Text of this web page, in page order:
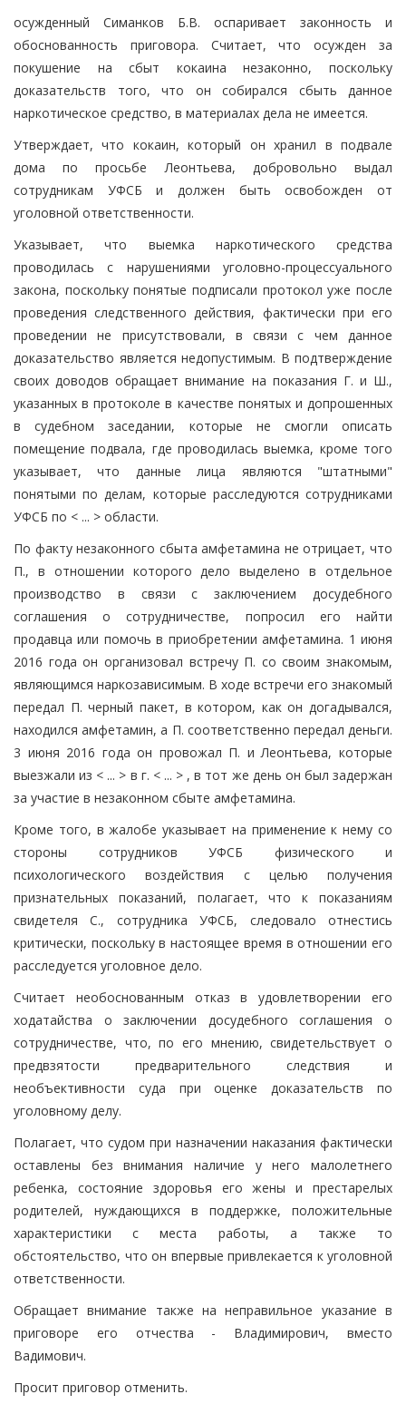
осужденный Симанков Б.В. оспаривает законность и
обоснованность приговора. Считает, что осужден за
покушение на сбыт кокаина незаконно, поскольку
доказательств того, что он собирался сбыть данное
наркотическое средство, в материалах дела не имеется.
Утверждает, что кокаин, который он хранил в подвале
дома по просьбе Леонтьева, добровольно выдал
сотрудникам УФСБ и должен быть освобожден от
уголовной ответственности.
Указывает, что выемка наркотического средства
проводилась с нарушениями уголовно-процессуального
закона, поскольку понятые подписали протокол уже после
проведения следственного действия, фактически при его
проведении не присутствовали, в связи с чем данное
доказательство является недопустимым. В подтверждение
своих доводов обращает внимание на показания Г. и Ш.,
указанных в протоколе в качестве понятых и допрошенных
в судебном заседании, которые не смогли описать
помещение подвала, где проводилась выемка, кроме того
указывает, что данные лица являются "штатными"
понятыми по делам, которые расследуются сотрудниками
УФСБ по < ... > области.
По факту незаконного сбыта амфетамина не отрицает, что
П., в отношении которого дело выделено в отдельное
производство в связи с заключением досудебного
соглашения о сотрудничестве, попросил его найти
продавца или помочь в приобретении амфетамина. 1 июня
2016 года он организовал встречу П. со своим знакомым,
являющимся наркозависимым. В ходе встречи его знакомый
передал П. черный пакет, в котором, как он догадывался,
находился амфетамин, а П. соответственно передал деньги.
3 июня 2016 года он провожал П. и Леонтьева, которые
выезжали из < ... > в г. < ... > , в тот же день он был задержан
за участие в незаконном сбыте амфетамина.
Кроме того, в жалобе указывает на применение к нему со
стороны сотрудников УФСБ физического и
психологического воздействия с целью получения
признательных показаний, полагает, что к показаниям
свидетеля С., сотрудника УФСБ, следовало отнестись
критически, поскольку в настоящее время в отношении его
расследуется уголовное дело.
Считает необоснованным отказ в удовлетворении его
ходатайства о заключении досудебного соглашения о
сотрудничестве, что, по его мнению, свидетельствует о
предвзятости предварительного следствия и
необъективности суда при оценке доказательств по
уголовному делу.
Полагает, что судом при назначении наказания фактически
оставлены без внимания наличие у него малолетнего
ребенка, состояние здоровья его жены и престарелых
родителей, нуждающихся в поддержке, положительные
характеристики с места работы, а также то
обстоятельство, что он впервые привлекается к уголовной
ответственности.
Обращает внимание также на неправильное указание в
приговоре его отчества - Владимирович, вместо
Вадимович.
Просит приговор отменить.